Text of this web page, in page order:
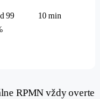
99
10 min
RPMN vždy overte